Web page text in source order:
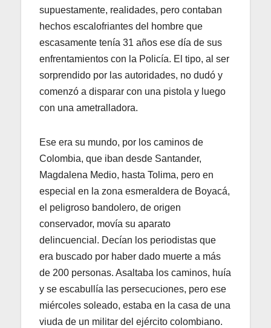
supuestamente, realidades, pero contaban
hechos escalofriantes del hombre que
escasamente tenía 31 años ese día de sus
enfrentamientos con la Policía. El tipo, al ser
sorprendido por las autoridades, no dudó y
comenzó a disparar con una pistola y luego
con una ametralladora.
Ese era su mundo, por los caminos de
Colombia, que iban desde Santander,
Magdalena Medio, hasta Tolima, pero en
especial en la zona esmeraldera de Boyacá,
el peligroso bandolero, de origen
conservador, movía su aparato
delincuencial. Decían los periodistas que
era buscado por haber dado muerte a más
de 200 personas. Asaltaba los caminos, huía
y se escabullía las persecuciones, pero ese
miércoles soleado, estaba en la casa de una
viuda de un militar del ejército colombiano.